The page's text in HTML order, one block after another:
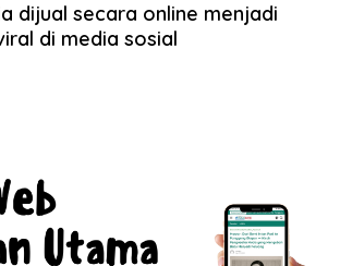
dijual secara online menjadi
di media sosial